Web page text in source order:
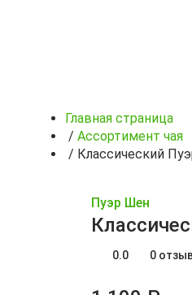
Главная страница
/ Ассортимент чая
/ Классический
Пуэр Шен
0.0 0